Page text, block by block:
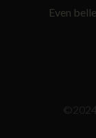
Even